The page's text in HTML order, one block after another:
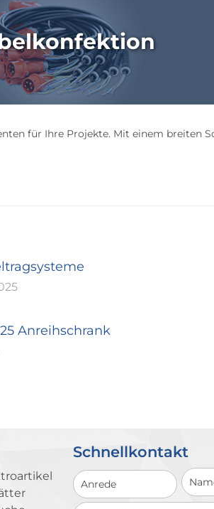
für Ihre Projekte. Mit einem breiten
Anreihschrank
Schnellkontakt
Schnellkontakt